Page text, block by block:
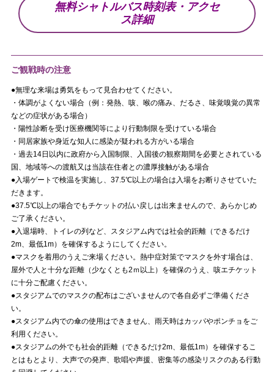
無料シャトルバス時刻表・アクセ
ス詳細
ご観戦時の注意
●無理な来場は勇気をもって見合わせてください。
・体調がよくない場合（例：発熱、咳、喉の痛み、だるさ、味覚嗅覚の異常
などの症状がある場合）
・陽性診断を受け医療機関等により行動制限を受けている場合
・同居家族や身近な知人に感染が疑われる方がいる場合
・過去14日以内に政府から入国制限、入国後の観察期間を必要とされている
国、地域等への渡航又は当該在住者との濃厚接触がある場合
●入場ゲートで検温を実施し、37.5℃以上の場合は入場をお断りさせていた
だきます。
●37.5℃以上の場合でもチケットの払い戻しは出来ませんので、あらかじめ
ご了承ください。
●入退場時、トイレの列など、スタジアム内では社会的距離（できるだけ
2m、最低1m）を確保するようにしてください。
●マスクを着用のうえご来場ください。熱中症対策でマスクを外す場合は、
屋外で人と十分な距離（少なくとも2ｍ以上）を確保のうえ、咳エチケット
に十分ご配慮ください。
●スタジアムでのマスクの配布はございませんので各自必ずご準備くださ
い。
●スタジアム内での傘の使用はできません、雨天時はカッパやポンチョをご
利用ください。
●スタジアムの外でも社会的距離（できるだけ2m、最低1m）を確保するこ
とはもとより、大声での発声、歌唱や声援、密集等の感染リスクのある行動